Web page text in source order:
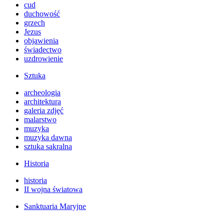
cud
duchowość
grzech
Jezus
objawienia
świadectwo
uzdrowienie
Sztuka
archeologia
architektura
galeria zdjęć
malarstwo
muzyka
muzyka dawna
sztuka sakralna
Historia
historia
II wojna światowa
Sanktuaria Maryjne